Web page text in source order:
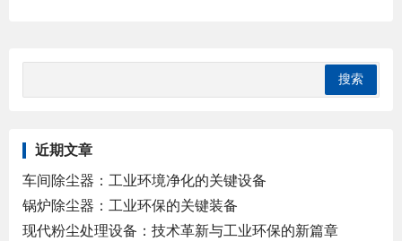
近期文章
车间除尘器：工业环境净化的关键设备
锅炉除尘器：工业环保的关键装备
现代粉尘处理设备：技术革新与工业环保的新篇章